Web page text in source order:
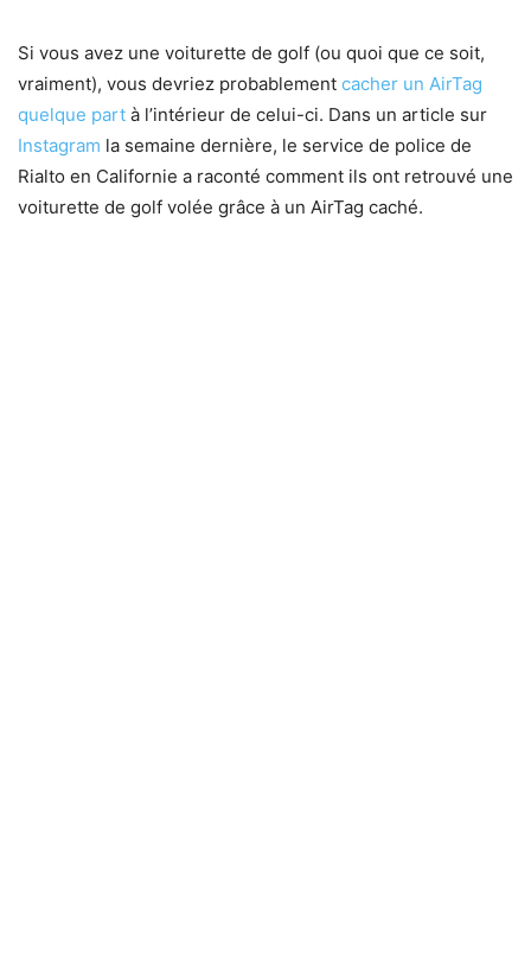
Si vous avez une voiturette de golf (ou quoi que ce soit,
vraiment), vous devriez probablement cacher un AirTag
quelque part à l’intérieur de celui-ci. Dans un article sur
Instagram la semaine dernière, le service de police de
Rialto en Californie a raconté comment ils ont retrouvé une
voiturette de golf volée grâce à un AirTag caché.